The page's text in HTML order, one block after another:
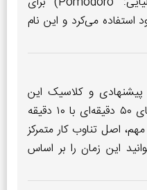
استفاده می‌کرد و این نام
پیشنهادی و کلاسیک این
روش است. برخی افراد بازه‌های ۵۰ دقیقه‌ای با ۱۰ دقیقه
اصل تناوب کار متمرکز
این زمان را بر اساس